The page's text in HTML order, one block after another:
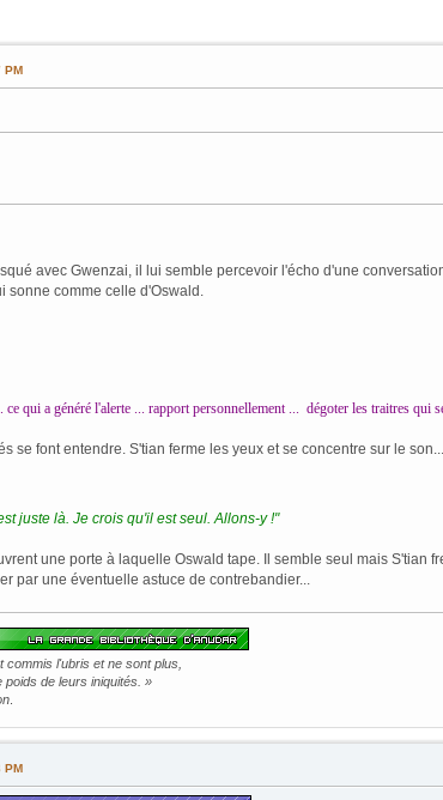
PM
avec Gwenzai, il lui semble percevoir l'écho d'une
sonne comme celle d'Oswald.
qui a généré l'alerte ... rapport personnellement ... dégoter les traitres qui
se font entendre. S'tian ferme les yeux et se concentre sur le
juste là. Je crois qu'il est seul. Allons-y !"
une porte à laquelle Oswald tape. Il semble seul mais S'tian
par une éventuelle astuce de contrebandier...
l'ubris et ne sont plus,
poids de leurs iniquités. »
PM